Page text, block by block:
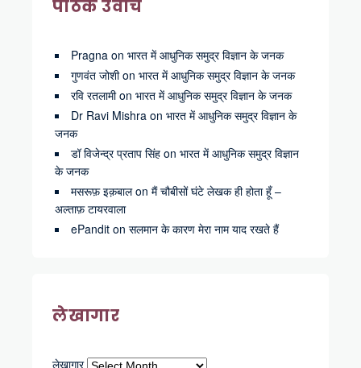
पाठक उवाच
Pragna on भारत में आधुनिक समुद्र विज्ञान के जनक
गुणवंत जोशीon भारत में आधुनिक समुद्र विज्ञान के जनक
रवि रतलामीon भारत में आधुनिक समुद्र विज्ञान के जनक
Dr Ravi Mishra on भारत में आधुनिक समुद्र विज्ञान के
जनक
डॉ विजेन्द्र प्रताप सिंह on भारत में आधुनिक समुद्र विज्ञान
के जनक
मसरूफ़ इक़बालon मैं चौबीसों घंटे लेखक ही होता हूँ –
अल्ताफ़ टायरवाला
ePandit on सलमान के कारण मेरा नाम याद रखते हैं
लेखागार
लेखागार